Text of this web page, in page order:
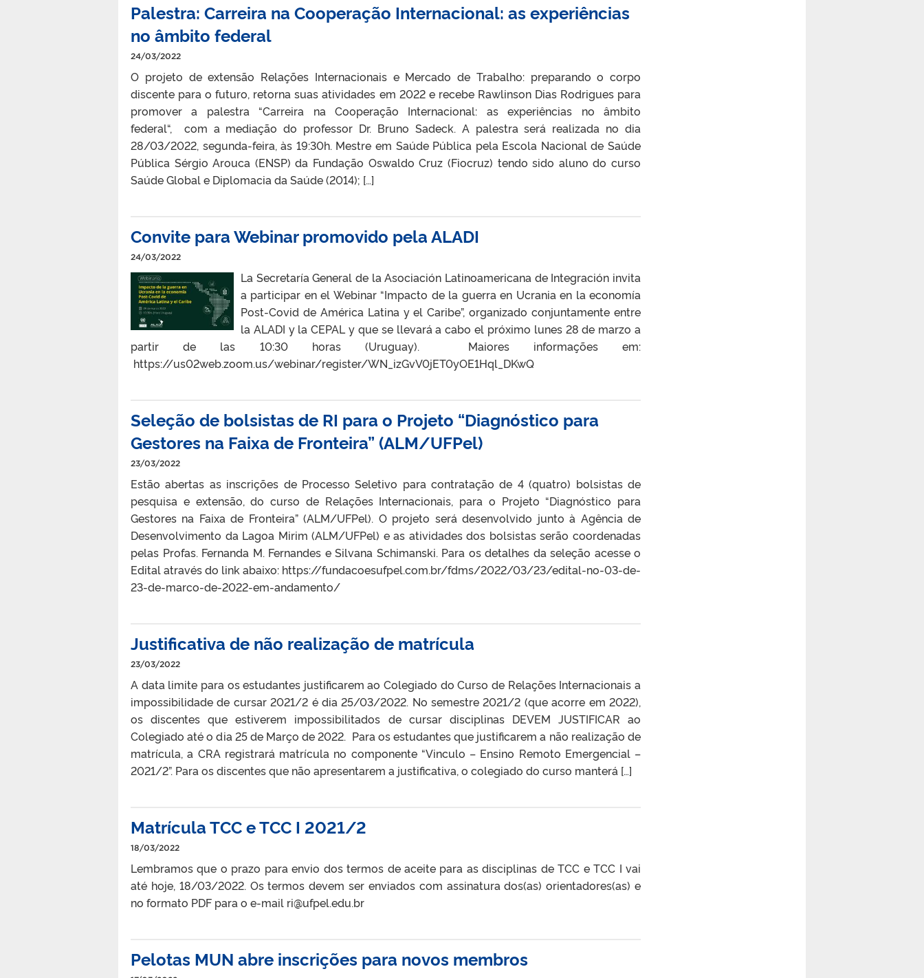
Palestra: Carreira na Cooperação Internacional: as experiências
no âmbito federal
24/03/2022
O projeto de extensão Relações Internacionais e Mercado de Trabalho: preparando o corpo
discente para o futuro, retorna suas atividades em 2022 e recebe Rawlinson Dias Rodrigues para
promover a palestra “Carreira na Cooperação Internacional: as experiências no âmbito
federal“, com a mediação do professor Dr. Bruno Sadeck. A palestra será realizada no dia
28/03/2022, segunda-feira, às 19:30h. Mestre em Saúde Pública pela Escola Nacional de Saúde
Pública Sérgio Arouca (ENSP) da Fundação Oswaldo Cruz (Fiocruz) tendo sido aluno do curso
Saúde Global e Diplomacia da Saúde (2014); […]
Convite para Webinar promovido pela ALADI
24/03/2022
La Secretaría General de la Asociación Latinoamericana de Integración invita
a participar en el Webinar “Impacto de la guerra en Ucrania en la economía
Post-Covid de América Latina y el Caribe”, organizado conjuntamente entre
la ALADI y la CEPAL y que se llevará a cabo el próximo lunes 28 de marzo a
partir de las 10:30 horas (Uruguay). Maiores informações em:
https://us02web.zoom.us/webinar/register/WN_izGvV0jET0yOE1Hql_DKwQ
Seleção de bolsistas de RI para o Projeto “Diagnóstico para
Gestores na Faixa de Fronteira” (ALM/UFPel)
23/03/2022
Estão abertas as inscrições de Processo Seletivo para contratação de 4 (quatro) bolsistas de
pesquisa e extensão, do curso de Relações Internacionais, para o Projeto “Diagnóstico para
Gestores na Faixa de Fronteira” (ALM/UFPel). O projeto será desenvolvido junto à Agência de
Desenvolvimento da Lagoa Mirim (ALM/UFPel) e as atividades dos bolsistas serão coordenadas
pelas Profas. Fernanda M. Fernandes e Silvana Schimanski. Para os detalhes da seleção acesse o
Edital através do link abaixo: https://fundacoesufpel.com.br/fdms/2022/03/23/edital-no-03-de-
23-de-marco-de-2022-em-andamento/
Justificativa de não realização de matrícula
23/03/2022
A data limite para os estudantes justificarem ao Colegiado do Curso de Relações Internacionais a
impossibilidade de cursar 2021/2 é dia 25/03/2022. No semestre 2021/2 (que acorre em 2022),
os discentes que estiverem impossibilitados de cursar disciplinas DEVEM JUSTIFICAR ao
Colegiado até o dia 25 de Março de 2022. Para os estudantes que justificarem a não realização de
matrícula, a CRA registrará matrícula no componente “Vinculo – Ensino Remoto Emergencial –
2021/2”. Para os discentes que não apresentarem a justificativa, o colegiado do curso manterá […]
Matrícula TCC e TCC I 2021/2
18/03/2022
Lembramos que o prazo para envio dos termos de aceite para as disciplinas de TCC e TCC I vai
até hoje, 18/03/2022. Os termos devem ser enviados com assinatura dos(as) orientadores(as) e
no formato PDF para o e-mail ri@ufpel.edu.br
Pelotas MUN abre inscrições para novos membros